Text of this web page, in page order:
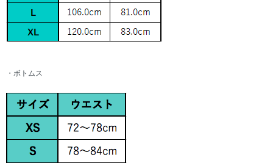
・ボトムス